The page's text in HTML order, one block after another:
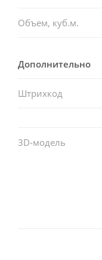
Объем, куб.м.
Дополнительно
Штрихкод
3D-модель